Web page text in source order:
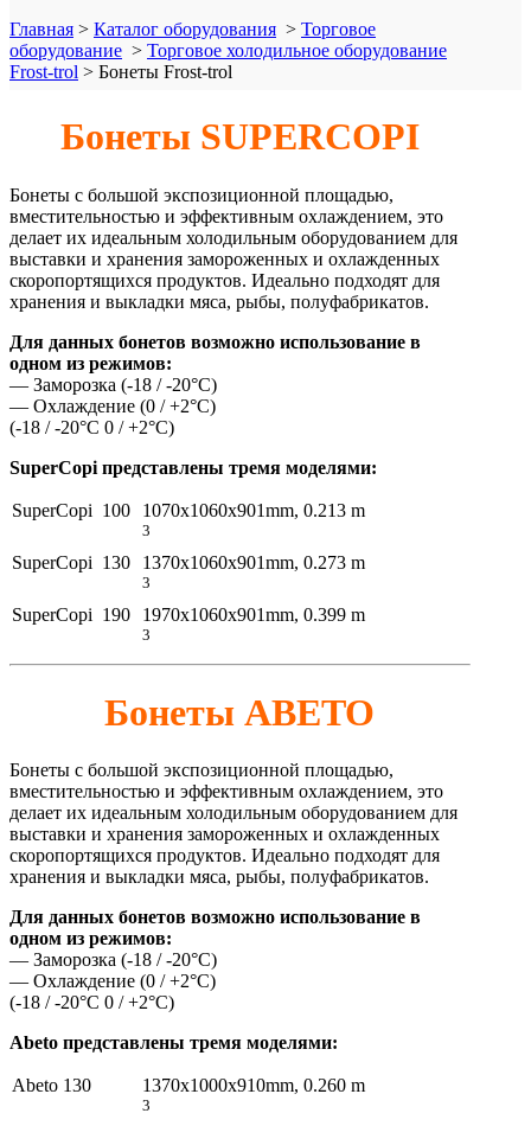
Главная > Каталог оборудования > Торговое
оборудование > Торговое холодильное оборудование
Frost-trol > Бонеты Frost-trol
Бонеты SUPERCOPI
Бонеты с большой экспозиционной площадью,
вместительностью и эффективным охлаждением, это
делает их идеальным холодильным оборудованием для
выставки и хранения замороженных и охлажденных
скоропортящихся продуктов. Идеально подходят для
хранения и выкладки мяса, рыбы, полуфабрикатов.
Для данных бонетов возможно использование в
одном из режимов:
— Заморозка (-18 / -20°C)
— Охлаждение (0 / +2°C)
(-18 / -20°C 0 / +2°C)
SuperCopi представлены тремя моделями:
SuperCopi 100 1070x1060x901mm, 0.213 m
3
SuperCopi 130 1370x1060x901mm, 0.273 m
3
SuperCopi 190 1970x1060x901mm, 0.399 m
3
Бонеты ABETO
Бонеты с большой экспозиционной площадью,
вместительностью и эффективным охлаждением, это
делает их идеальным холодильным оборудованием для
выставки и хранения замороженных и охлажденных
скоропортящихся продуктов. Идеально подходят для
хранения и выкладки мяса, рыбы, полуфабрикатов.
Для данных бонетов возможно использование в
одном из режимов:
— Заморозка (-18 / -20°C)
— Охлаждение (0 / +2°C)
(-18 / -20°C 0 / +2°C)
Abeto представлены тремя моделями:
Abeto 130 1370x1000x910mm, 0.260 m
3